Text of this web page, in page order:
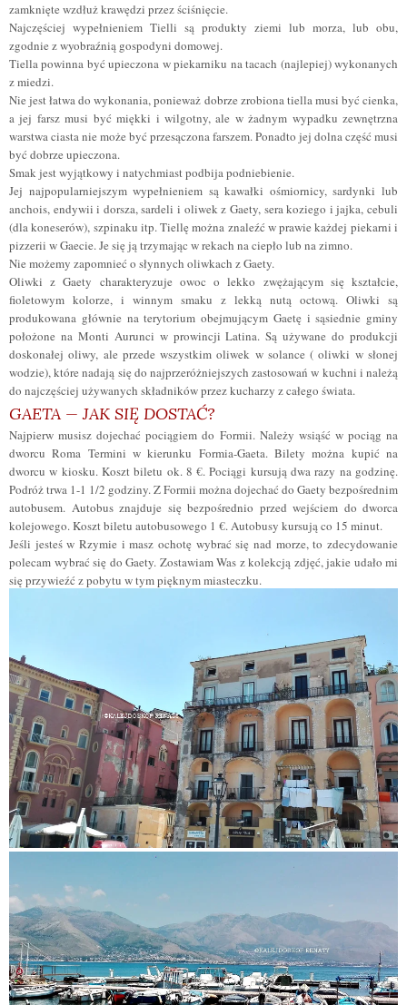
zamknięte wzdłuż krawędzi przez ściśnięcie.
Najczęściej wypełnieniem Tielli są produkty ziemi lub morza, lub obu,
zgodnie z wyobraźnią gospodyni domowej.
Tiella powinna być upieczona w piekarniku na tacach (najlepiej) wykonanych
z miedzi.
Nie jest łatwa do wykonania, ponieważ dobrze zrobiona tiella musi być cienka,
a jej farsz musi być miękki i wilgotny, ale w żadnym wypadku zewnętrzna
warstwa ciasta nie może być przesączona farszem. Ponadto jej dolna część musi
być dobrze upieczona.
Smak jest wyjątkowy i natychmiast podbija podniebienie.
Jej najpopularniejszym wypełnieniem są kawałki ośmiornicy, sardynki lub
anchois, endywii i dorsza, sardeli i oliwek z Gaety, sera koziego i jajka, cebuli
(dla koneserów), szpinaku itp. Tiellę można znaleźć w prawie każdej piekarni i
pizzerii w Gaecie. Je się jątrzymając w rekach na ciepło lub na zimno.
Nie możemy zapomnieć o słynnych oliwkach z Gaety.
Oliwki z Gaety charakteryzuje owoc o lekko zwężającym się kształcie,
fioletowym kolorze, i winnym smaku z lekką nutą octową. Oliwki są
produkowana głównie na terytorium obejmującym Gaetę i sąsiednie gminy
położone na Monti Aurunci w prowincji Latina. Są używane do produkcji
doskonałej oliwy, ale przede wszystkim oliwek w solance ( oliwki w słonej
wodzie), które nadają się do najprzeróżniejszych zastosowań w kuchni i należą
do najczęściej używanych składników przez kucharzy z całego świata.
GAETA — JAK SIĘ DOSTAĆ?
Najpierw musisz dojechać pociągiem do Formii. Należy wsiąść w pociąg na
dworcu Roma Termini w kierunku Formia-Gaeta. Bilety można kupić na
dworcu w kiosku. Koszt biletu ok. 8 €. Pociągi kursują dwa razy na godzinę.
Podróż trwa 1-1 1/2 godziny. Z Formii można dojechać do Gaety bezpośrednim
autobusem. Autobus znajduje się bezpośrednio przed wejściem do dworca
kolejowego. Koszt biletu autobusowego 1 €. Autobusy kursują co 15 minut.
Jeśli jesteś w Rzymie i masz ochotę wybrać się nad morze, to zdecydowanie
polecam wybrać się do Gaety. Zostawiam Was z kolekcją zdjęć, jakie udało mi
się przywieźć z pobytu w tym pięknym miasteczku.